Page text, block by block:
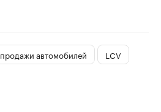
продажи автомобилей LCV